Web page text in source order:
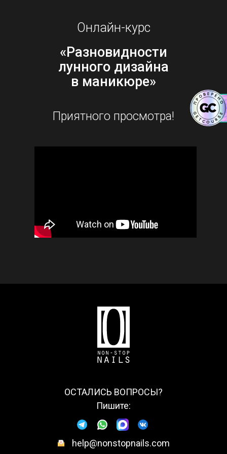
«Разновидности
лунного дизайна
в маникюре»
Приятного просмотра!
Онлайн-курс
ОСТАЛИСЬ ВОПРОСЫ?
Пишите:
help@nonstopnails.com